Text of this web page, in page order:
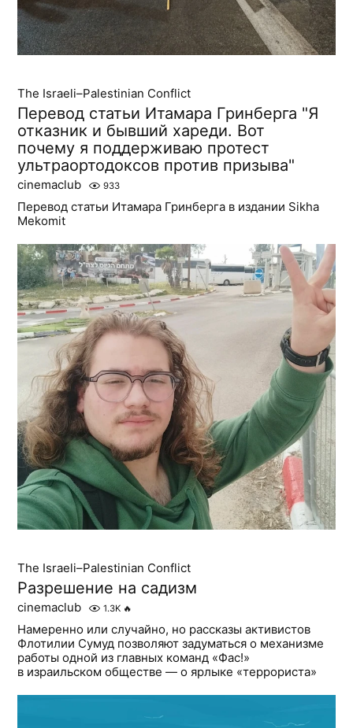
The Israeli–Palestinian Conflict
Перевод статьи Итамара Гринберга "Я
отказник и бывший хареди. Вот
почему я поддерживаю протест
ультраортодоксов против призыва"
cinemaclub 933
Перевод статьи Итамара Гринберга в издании Sikha
Mekomit
The Israeli–Palestinian Conflict
Разрешение на садизм
cinemaclub 1.3K 🔥
Намеренно или случайно, но рассказы активистов
Флотилии Сумуд позволяют задуматься о механизме
работы одной из главных команд «Фас!»
в израильском обществе — о ярлыке «террориста»